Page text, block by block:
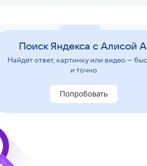
Поиск Яндекса с Алисой AI
Найдёт ответ, картинку или видео —
и точно
Попробовать